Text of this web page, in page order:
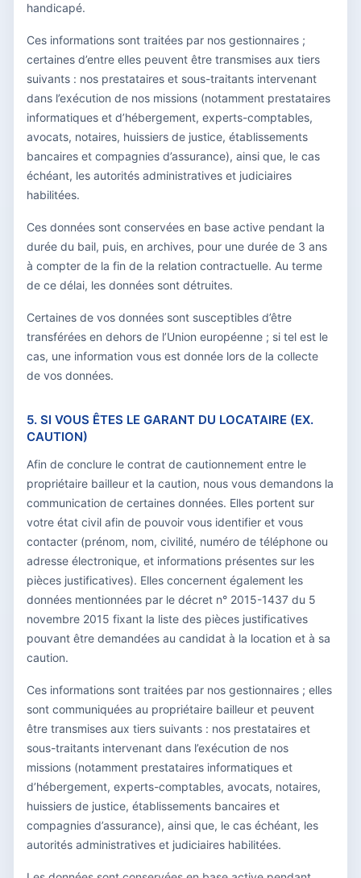
handicapé.
Ces informations sont traitées par nos gestionnaires ;
certaines d’entre elles peuvent être transmises aux tiers
suivants : nos prestataires et sous-traitants intervenant
dans l’exécution de nos missions (notamment prestataires
informatiques et d’hébergement, experts-comptables,
avocats, notaires, huissiers de justice, établissements
bancaires et compagnies d’assurance), ainsi que, le cas
échéant, les autorités administratives et judiciaires
habilitées.
Ces données sont conservées en base active pendant la
durée du bail, puis, en archives, pour une durée de 3 ans
à compter de la fin de la relation contractuelle. Au terme
de ce délai, les données sont détruites.
Certaines de vos données sont susceptibles d’être
transférées en dehors de l’Union européenne ; si tel est le
cas, une information vous est donnée lors de la collecte
de vos données.
5. SI VOUS ÊTES LE GARANT DU LOCATAIRE (EX.
CAUTION)
Afin de conclure le contrat de cautionnement entre le
propriétaire bailleur et la caution, nous vous demandons la
communication de certaines données. Elles portent sur
votre état civil afin de pouvoir vous identifier et vous
contacter (prénom, nom, civilité, numéro de téléphone ou
adresse électronique, et informations présentes sur les
pièces justificatives). Elles concernent également les
données mentionnées par le décret n° 2015-1437 du 5
novembre 2015 fixant la liste des pièces justificatives
pouvant être demandées au candidat à la location et à sa
caution.
Ces informations sont traitées par nos gestionnaires ; elles
sont communiquées au propriétaire bailleur et peuvent
être transmises aux tiers suivants : nos prestataires et
sous-traitants intervenant dans l’exécution de nos
missions (notamment prestataires informatiques et
d’hébergement, experts-comptables, avocats, notaires,
huissiers de justice, établissements bancaires et
compagnies d’assurance), ainsi que, le cas échéant, les
autorités administratives et judiciaires habilitées.